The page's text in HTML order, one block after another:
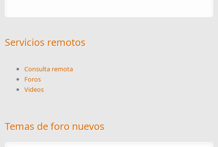
Servicios remotos
Consulta remota
Foros
Videos
Temas de foro nuevos